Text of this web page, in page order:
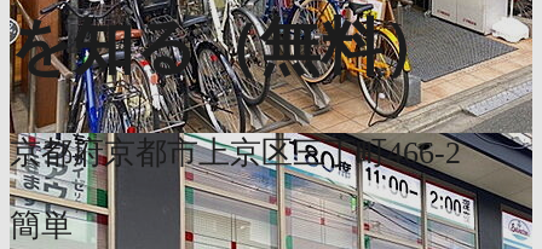
を知る（無料）
京都府京都市上京区三丁町466-2
簡単